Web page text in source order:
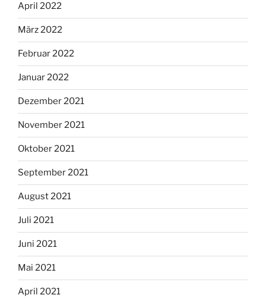
April 2022
März 2022
Februar 2022
Januar 2022
Dezember 2021
November 2021
Oktober 2021
September 2021
August 2021
Juli 2021
Juni 2021
Mai 2021
April 2021